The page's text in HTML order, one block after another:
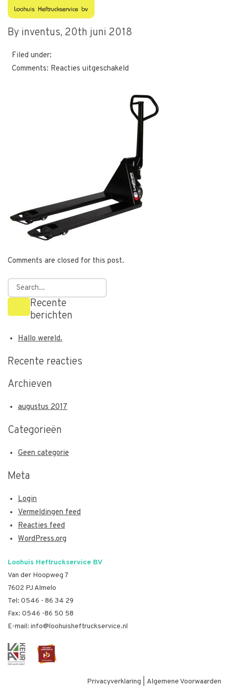
ps-2
By inventus, 20th juni 2018
Filed under:
Comments: Reacties uitgeschakeld
2
Comments are closed for this post.
Recente
berichten
Hallo wereld.
Recente reacties
Archieven
augustus 2017
Categorieën
Geen categorie
Meta
Login
Vermeldingen feed
Reacties feed
WordPress.org
Loohuis Heftruckservice BV
Van der Hoopweg 7
7602 PJ Almelo
Tel: 0546 - 86 34 29
Fax: 0546 -86 50 58
E-mail: info@loohuisheftruckservice.nl
Privacyverklaring Algemene Voorwaarden